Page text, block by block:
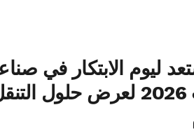
ليوم الابتكار في
السيارات 2026 لعرض حلول